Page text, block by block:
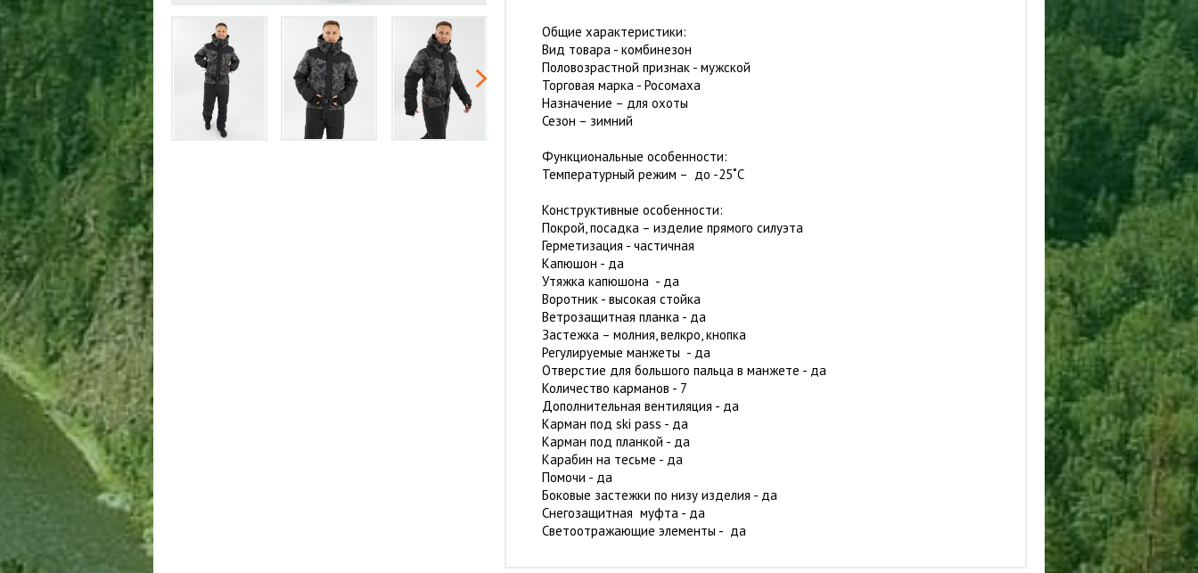
Общие характеристики:
Вид товара - комбинезон
Половозрастной признак - мужской
Торговая марка - Росомаха
Назначение – для охоты
Сезон – зимний
Функциональные особенности:
Температурный режим – до -25˚С
Конструктивные особенности:
Покрой, посадка – изделие прямого силуэта
Герметизация - частичная
Капюшон - да
Утяжка капюшона - да
Воротник - высокая стойка
Ветрозащитная планка - да
Застежка – молния, велкро, кнопка
Регулируемые манжеты - да
Отверстие для большого пальца в манжете - да
Количество карманов - 7
Дополнительная вентиляция - да
Карман под ski pass - да
Карман под планкой - да
Карабин на тесьме - да
Помочи - да
Боковые застежки по низу изделия - да
Снегозащитная муфта - да
Светоотражающие элементы - да